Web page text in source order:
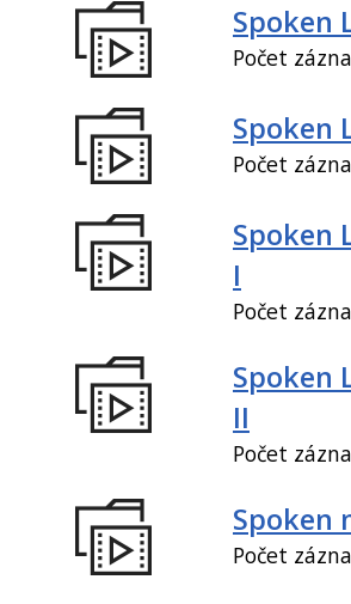
Spoken
Počet
Spoken
Počet
Spoken
I
Počet
Spoken
II
Počet
Spoken
Počet